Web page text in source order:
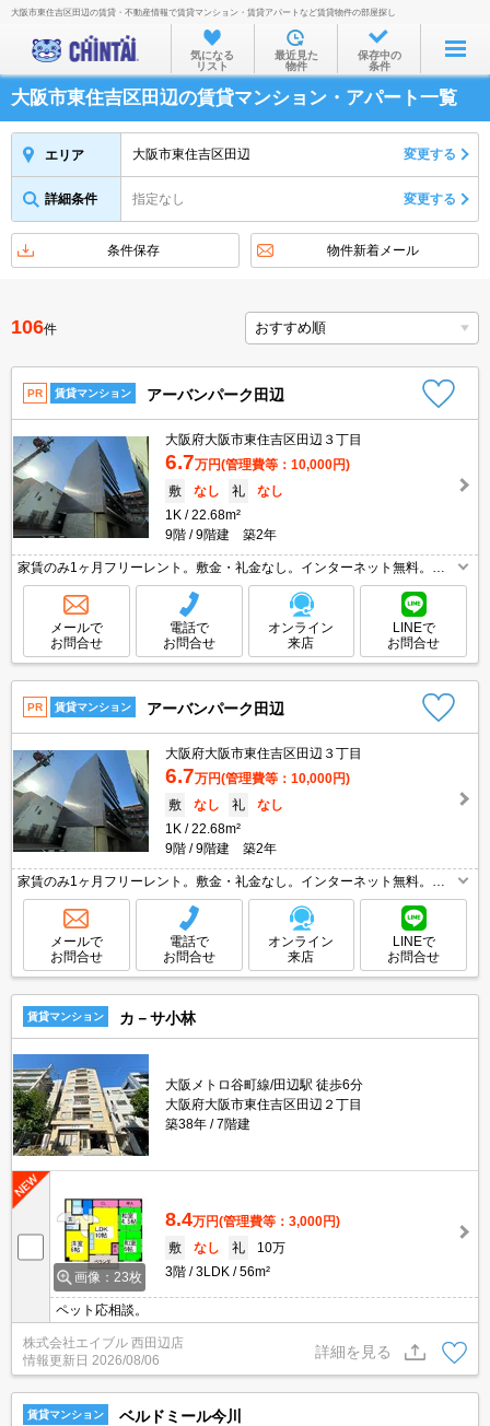
お部屋を探す
沿線・駅から
住所から
家賃相場から
物件特集から
不動産会社から
TOP
大阪市東住吉区田辺の賃貸・不動産情報で賃貸マンション・賃貸アパートなど賃貸物件の部屋探し
気になる
リスト
最近見た
物件
保存中の
条件
大阪市東住吉区田辺の賃貸マンション・アパート一覧
エリア 大阪市東住吉区田辺 変更する
詳細条件 指定なし 変更する
条件保存 物件新着メール
106件
PR 賃貸マンション アーバンパーク田辺
大阪府大阪市東住吉区田辺３丁目
6.7万円(管理費等：10,000円)
敷
なし 礼
なし
1K
22.68m²
9階
9階建 築2年
家賃のみ1ヶ月フリーレント。敷金・礼金なし。インターネット無料。エ
アコン1基付き。バイク置き場あり。退去時、ルームクリーニング料金27,
500円。退去時、エアコン洗浄代11,000円。
メールで
お問合せ
電話で
お問合せ
オンライン
来店
LINEで
お問合せ
PR 賃貸マンション アーバンパーク田辺
大阪府大阪市東住吉区田辺３丁目
6.7万円(管理費等：10,000円)
敷
なし 礼
なし
1K
22.68m²
9階
9階建 築2年
家賃のみ1ヶ月フリーレント。敷金・礼金なし。インターネット無料。エ
アコン1基付き。バイク置き場あり。退去時、ルームクリーニング料金27,
500円。退去時、エアコン洗浄代11,000円。
メールで
お問合せ
電話で
お問合せ
オンライン
来店
LINEで
お問合せ
賃貸マンション カ－サ小林
大阪メトロ谷町線/田辺駅 徒歩6分
大阪府大阪市東住吉区田辺２丁目
築38年
7階建
画像：23枚
8.4万円(管理費等：3,000円)
敷
なし 礼
10万
3階
3LDK 56m²
ペット応相談。
株式会社エイブル 西田辺店
情報更新日 2026/08/06
詳細を見る
賃貸マンション ベルドミール今川